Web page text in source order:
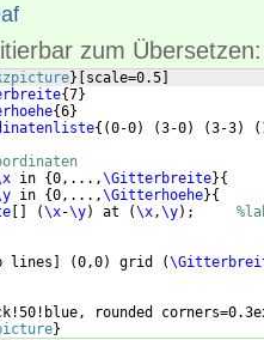
zum Übersetzen:
} scale=0.5
{7}
{6}
{(0-0) (3-0) (3-3) (
in {0,...,\Gitterbreite}{
in {0,...,\Gitterhoehe}{
(\x-\y) at (\x,\y) ;
lines (0,0) grid (
rounded
}